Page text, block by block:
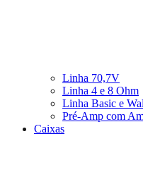
Linha 70,7V
Linha 4 e 8 Ohm
Linha Basic e
Pré-Amp com
Caixas